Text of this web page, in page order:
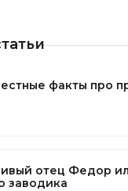
факты про
отец Федор
заводика